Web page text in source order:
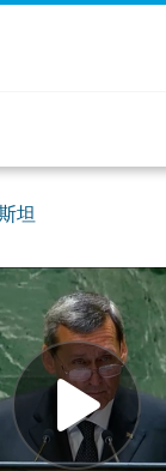
的世界！
坦